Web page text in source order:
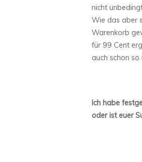
nicht
Wie das aber
Warenkorb
für 99 Cent
auch schon
Ich habe
oder ist euer